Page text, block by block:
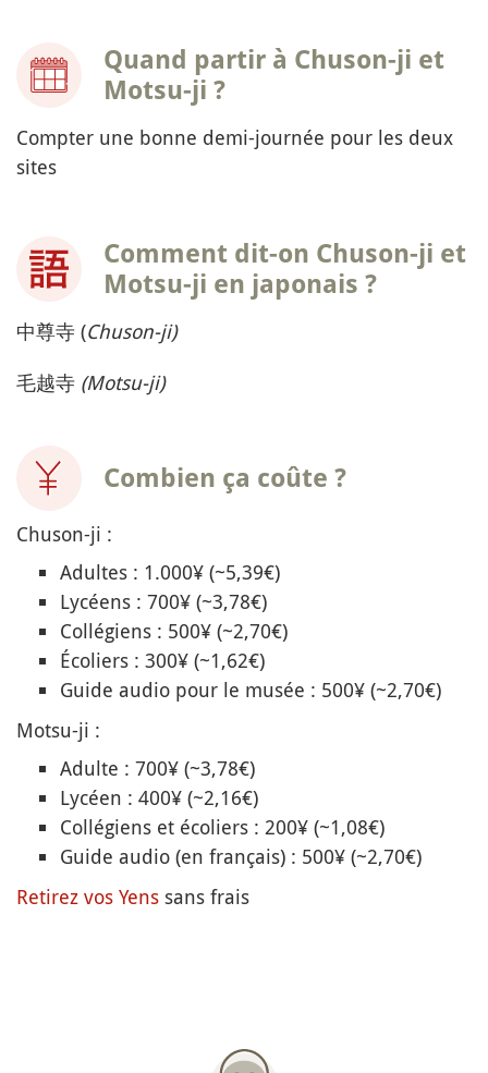
Quand partir à Chuson-ji et
Motsu-ji ?
Compter une bonne demi-journée pour les deux
sites
Comment dit-on Chuson-ji et
Motsu-ji en japonais ?
中尊寺 (Chuson-ji)
毛越寺 (Motsu-ji)
Combien ça coûte ?
Chuson-ji :
Adultes : 1.000¥ (~5,39€)
Lycéens : 700¥ (~3,78€)
Collégiens : 500¥ (~2,70€)
Écoliers : 300¥ (~1,62€)
Guide audio pour le musée : 500¥ (~2,70€)
Motsu-ji :
Adulte : 700¥ (~3,78€)
Lycéen : 400¥ (~2,16€)
Collégiens et écoliers : 200¥ (~1,08€)
Guide audio (en français) : 500¥ (~2,70€)
Retirez vos Yens sans frais